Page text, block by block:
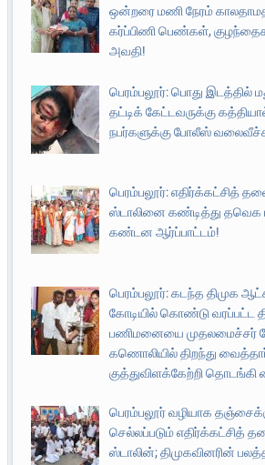
ஒன்றரை மணி நேரம்
கர்ப்பிணி பெண்கள்,
அவதி!
பெரம்பலூர்: பொது இடத்தில்
தட்டிக் கேட்டவருக்கு
நபர்களுக்கு போலீஸ்
பெரம்பலூர்: எதிர்க்கட்சித்
ஸ்டாலினை கண்டித்து தவெக
கண்டன ஆர்ப்பாட்டம்!
பெரம்பலூர்: கடந்த திமுக
கோடியில் கொண்டு வரப்பட்ட
பணிமனையை முதலமைச்சர்
கணொலியில் திறந்து
குத்துவிளக்கேற்றி
பெரம்பலூர் வழியாக
செல்லப்படும் எதிர்க்கட்சித்
ஸ்டாலின்; திமுகவினரின்